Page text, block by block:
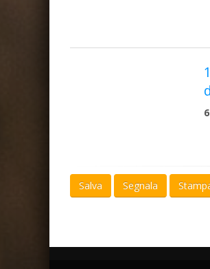
Salva Segnala